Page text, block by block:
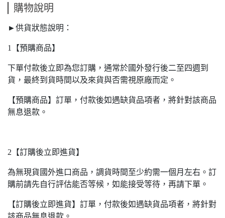
購物說明
►供貨狀態說明：
1【預購商品】
下單付款後立即為您訂購，通常於國外發行後二至四週到
貨，最終到貨時間以及來貨與否需視原廠而定。
【預購商品】訂單，付款後如遇缺貨品項者，將針對該商品
無息退款。
2【訂購後立即進貨】
為無現貨國外進口商品，調貨時間至少約需一個月左右。訂
購前請先自行評估能否等候，如能接受等待，再請下單。
【訂購後立即進貨】訂單，付款後如遇缺貨品項者，將針對
該商品無息退款。